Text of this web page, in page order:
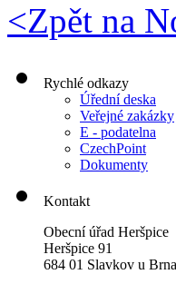
<Zpět na
Rychlé odkazy
Úřední deska
Veřejné zakázky
E - podatelna
CzechPoint
Dokumenty
Kontakt
Obecní úřad Heršpice
Heršpice 91
684 01 Slavkov u Brna